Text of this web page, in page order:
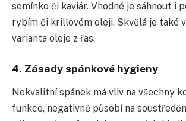
semínko či kaviár. Vhodné je sáhnout i
rybím či krillovém oleji. Skvělá je také
varianta oleje z řas.
4. Zásady spánkové hygieny
Nekvalitní spánek má vliv na všechny
funkce, negativně působí na